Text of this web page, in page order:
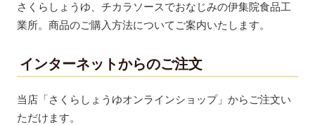
さくらしょうゆ、チカラソースでおなじみの伊集院食品工
業所。商品のご購入方法についてご案内いたします。
インターネットからのご注文
当店「さくらしょうゆオンラインショップ」からご注文い
ただけます。